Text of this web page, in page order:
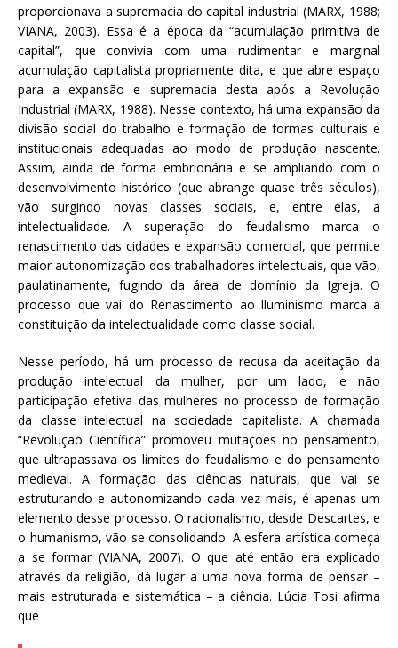
proporcionava a supremacia do capital industrial (MARX, 1988;
VIANA, 2003). Essa é a época da “acumulação primitiva de
capital”, que convivia com uma rudimentar e marginal
acumulação capitalista propriamente dita, e que abre espaço
para a expansão e supremacia desta após a Revolução
Industrial (MARX, 1988). Nesse contexto, há uma expansão da
divisão social do trabalho e formação de formas culturais e
institucionais adequadas ao modo de produção nascente.
Assim, ainda de forma embrionária e se ampliando com o
desenvolvimento histórico (que abrange quase três séculos),
vão surgindo novas classes sociais, e, entre elas, a
intelectualidade. A superação do feudalismo marca o
renascimento das cidades e expansão comercial, que permite
maior autonomização dos trabalhadores intelectuais, que vão,
paulatinamente, fugindo da área de domínio da Igreja. O
processo que vai do Renascimento ao lluminismo marca a
constituição da intelectualidade como classe social.
Nesse período, há um processo de recusa da aceitação da
produção intelectual da mulher, por um lado, e não
participação efetiva das mulheres no processo de formação
da classe intelectual na sociedade capitalista. A chamada
“Revolução Científica” promoveu mutações no pensamento,
que ultrapassava os limites do feudalismo e do pensamento
medieval. A formação das ciências naturais, que vai se
estruturando e autonomizando cada vez mais, é apenas um
elemento desse processo. O racionalismo, desde Descartes, e
o humanismo, vão se consolidando. A esfera artística começa
a se formar (VIANA, 2007). O que até então era explicado
através da religião, dá lugar a uma nova forma de pensar –
mais estruturada e sistemática – a ciência. Lúcia Tosi afirma
que